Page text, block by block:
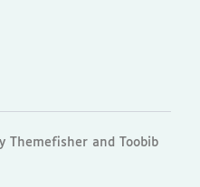
Themefisher and Toobib